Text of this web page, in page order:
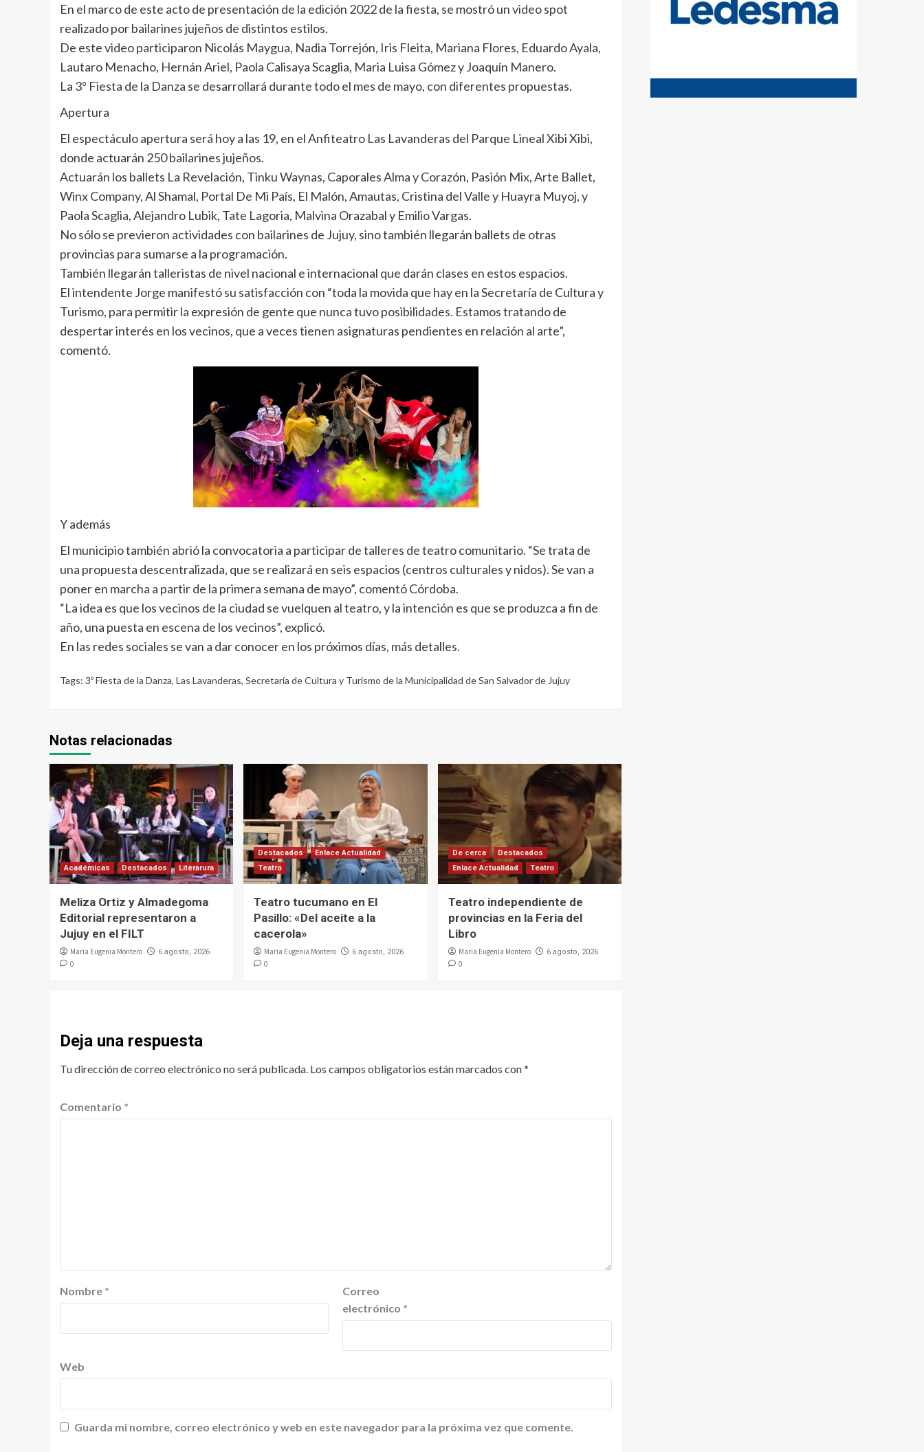
En el marco de este acto de presentación de la edición 2022 de la fiesta, se mostró un video spot
realizado por bailarines jujeños de distintos estilos.
De este video participaron Nicolás Maygua, Nadia Torrejón, Iris Fleita, Mariana Flores, Eduardo Ayala,
Lautaro Menacho, Hernán Ariel, Paola Calisaya Scaglia, Maria Luisa Gómez y Joaquín Manero.
La 3º Fiesta de la Danza se desarrollará durante todo el mes de mayo, con diferentes propuestas.
Apertura
El espectáculo apertura será hoy a las 19, en el Anfiteatro Las Lavanderas del Parque Lineal Xibi Xibi,
donde actuarán 250 bailarines jujeños.
Actuarán los ballets La Revelación, Tinku Waynas, Caporales Alma y Corazón, Pasión Mix, Arte Ballet,
Winx Company, Al Shamal, Portal De Mi País, El Malón, Amautas, Cristina del Valle y Huayra Muyoj, y
Paola Scaglia, Alejandro Lubik, Tate Lagoria, Malvina Orazabal y Emilio Vargas.
No sólo se previeron actividades con bailarines de Jujuy, sino también llegarán ballets de otras
provincias para sumarse a la programación.
También llegarán talleristas de nivel nacional e internacional que darán clases en estos espacios.
El intendente Jorge manifestó su satisfacción con “toda la movida que hay en la Secretaría de Cultura y
Turismo, para permitir la expresión de gente que nunca tuvo posibilidades. Estamos tratando de
despertar interés en los vecinos, que a veces tienen asignaturas pendientes en relación al arte”,
comentó.
Y además
El municipio también abrió la convocatoria a participar de talleres de teatro comunitario. “Se trata de
una propuesta descentralizada, que se realizará en seis espacios (centros culturales y nidos). Se van a
poner en marcha a partir de la primera semana de mayo”, comentó Córdoba.
“La idea es que los vecinos de la ciudad se vuelquen al teatro, y la intención es que se produzca a fin de
año, una puesta en escena de los vecinos”, explicó.
En las redes sociales se van a dar conocer en los próximos días, más detalles.
Tags: 3º Fiesta de la Danza, Las Lavanderas, Secretaría de Cultura y Turismo de la Municipalidad de San Salvador de Jujuy
Notas relacionadas
Académicas Destacados Literarura
Meliza Ortiz y Almadegoma
Editorial representaron a
Jujuy en el FILT
Maria Eugenia Montero 6 agosto, 2026
0
Destacados
Enlace Actualidad
Teatro
Teatro tucumano en El
Pasillo: «Del aceite a la
cacerola»
Maria Eugenia Montero 6 agosto, 2026
0
De cerca
Destacados
Enlace Actualidad
Teatro
Teatro independiente de
provincias en la Feria del
Libro
Maria Eugenia Montero 6 agosto, 2026
0
Deja una respuesta
Tu dirección de correo electrónico no será publicada. Los campos obligatorios están marcados con*
Comentario *
Nombre *
Correo
electrónico *
Web
Guarda mi nombre, correo electrónico y web en este navegador para la próxima vez que comente.